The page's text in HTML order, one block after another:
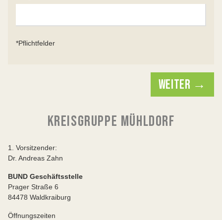
*Pflichtfelder
WEITER →
KREISGRUPPE MÜHLDORF
1. Vorsitzender:
Dr. Andreas Zahn
BUND Geschäftsstelle
Prager Straße 6
84478 Waldkraiburg
Öffnungszeiten